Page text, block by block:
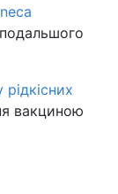
вакциною